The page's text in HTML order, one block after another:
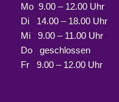
Mo 9.00 – 12.00 Uhr
Di 14.00 – 18.00 Uhr
Mi 9.00 – 11.00 Uhr
Do geschlossen
Fr 9.00 – 12.00 Uhr